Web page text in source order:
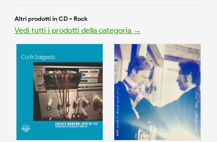
Altri prodotti in CD - Rock
Vedi tutti i prodotti della categoria →